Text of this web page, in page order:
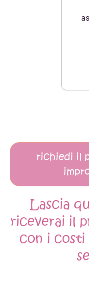
richiedi il
Lascia
riceverai il
con i costi